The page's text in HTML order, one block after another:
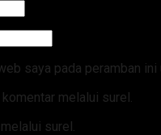
saya pada peramban
melalui surel.
surel.